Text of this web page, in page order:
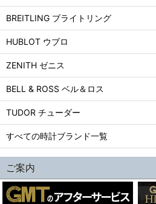
BREITLING ブライトリング
HUBLOT ウブロ
ZENITH ゼニス
BELL & ROSS ベル＆ロス
TUDOR チューダー
すべての時計ブランド一覧
ご案内